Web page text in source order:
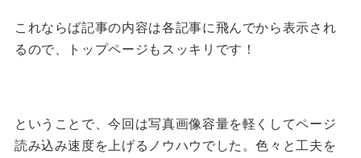
これならば記事の内容は各記事に飛んでから表示され
るので、トップページもスッキリです！
ということで、今回は写真画像容量を軽くしてページ
読み込み速度を上げるノウハウでした。色々と工夫を